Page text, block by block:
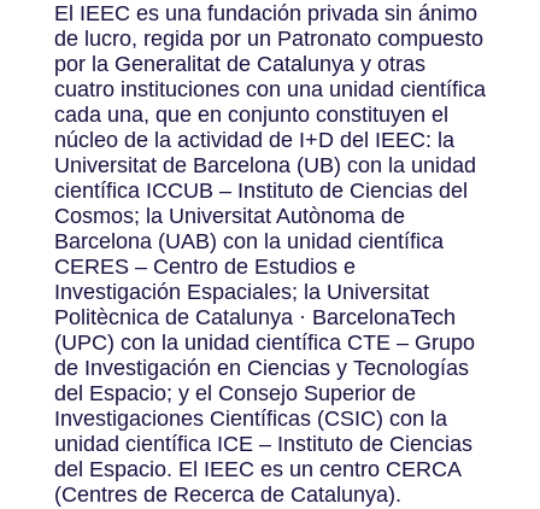
El IEEC es una fundación privada sin ánimo
de lucro, regida por un Patronato compuesto
por la Generalitat de Catalunya y otras
cuatro instituciones con una unidad científica
cada una, que en conjunto constituyen el
núcleo de la actividad de I+D del IEEC: la
Universitat de Barcelona (UB) con la unidad
científica ICCUB – Instituto de Ciencias del
Cosmos; la Universitat Autònoma de
Barcelona (UAB) con la unidad científica
CERES – Centro de Estudios e
Investigación Espaciales; la Universitat
Politècnica de Catalunya · BarcelonaTech
(UPC) con la unidad científica CTE – Grupo
de Investigación en Ciencias y Tecnologías
del Espacio; y el Consejo Superior de
Investigaciones Científicas (CSIC) con la
unidad científica ICE – Instituto de Ciencias
del Espacio. El IEEC es un centro CERCA
(Centres de Recerca de Catalunya).